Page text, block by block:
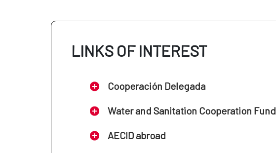
LINKS OF INTEREST
Cooperación Delegada
Water and Sanitation Cooperation Fund
AECID abroad